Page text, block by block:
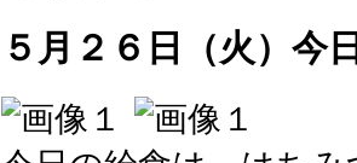
５月２６日（火）今